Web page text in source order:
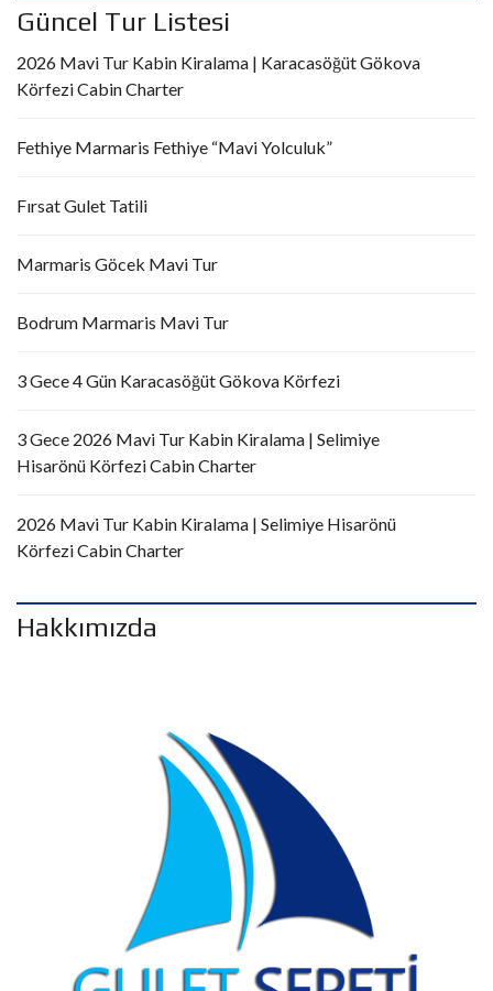
Güncel Tur Listesi
2026 Mavi Tur Kabin Kiralama | Karacasöğüt Gökova
Körfezi Cabin Charter
Fethiye Marmaris Fethiye “Mavi Yolculuk”
Fırsat Gulet Tatili
Marmaris Göcek Mavi Tur
Bodrum Marmaris Mavi Tur
3 Gece 4 Gün Karacasöğüt Gökova Körfezi
3 Gece 2026 Mavi Tur Kabin Kiralama | Selimiye
Hisarönü Körfezi Cabin Charter
2026 Mavi Tur Kabin Kiralama | Selimiye Hisarönü
Körfezi Cabin Charter
Hakkımızda